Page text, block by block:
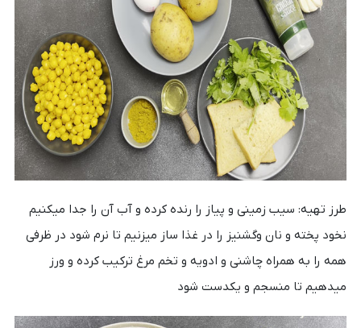
طرز تهیه: سیب زمینی و پیاز را رنده کرده و آب آن را جدا میکنیم
نخود پخته و نان وگشنیز را در غذا ساز میزنیم تا نرم شود در ظرفی
همه را به همراه چاشنی و ادویه و تخم مرغ ترکیب کرده و ورز
میدهیم تا منسجم و یکدست شود